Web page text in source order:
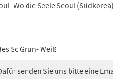
Wo die Seele Seoul
Sc Grün- Weiß
senden Sie uns bitte eine